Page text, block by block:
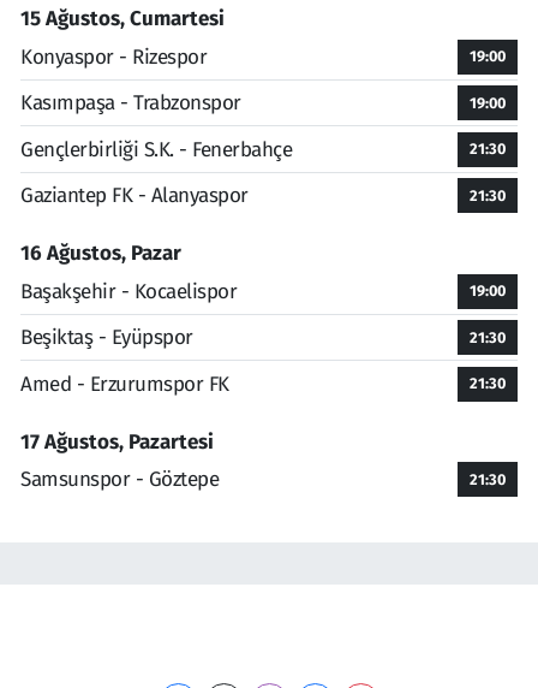
15 Ağustos, Cumartesi
Konyaspor - Rizespor
19:00
Kasımpaşa - Trabzonspor 19:00
Gençlerbirliği S.K. - Fenerbahçe 21:30
Gaziantep FK - Alanyaspor 21:30
16 Ağustos, Pazar
Başakşehir - Kocaelispor
19:00
Beşiktaş - Eyüpspor 21:30
Amed - Erzurumspor FK 21:30
17 Ağustos, Pazartesi
Samsunspor - Göztepe
21:30